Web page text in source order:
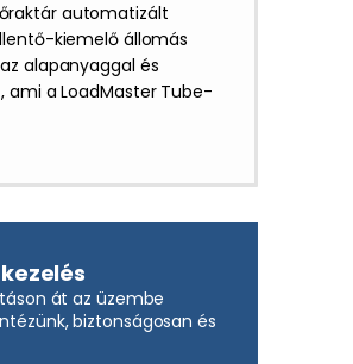
automatizált
kiemelő állomás
alapanyaggal és
ami a LoadMaster Tube-
át az üzembe
biztonságosan és